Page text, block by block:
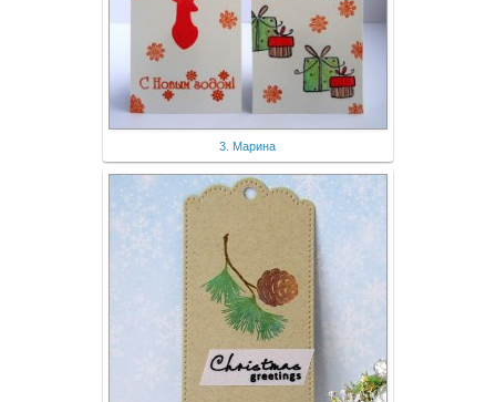
3. Марина